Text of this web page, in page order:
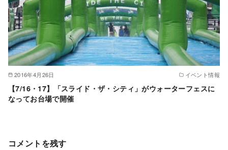
2016年4月26日 イベント情報
【7/16・17】「スライド・ザ・シティ」がウォーターフェスに
なってお台場で開催
コメントを残す